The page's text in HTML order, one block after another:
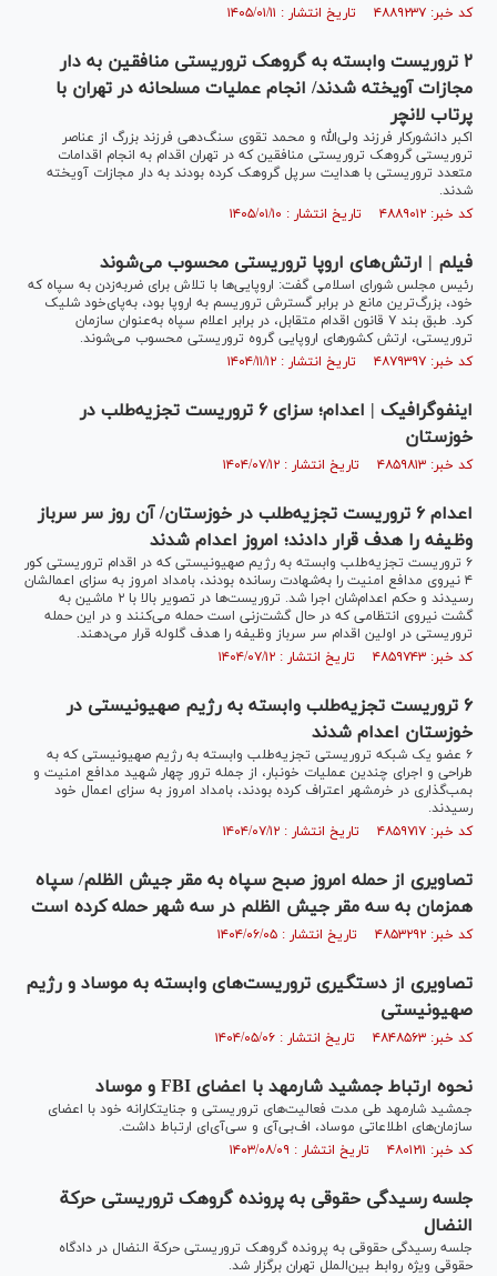
کد خبر: ۴۸۸۹۲۳۷ تاریخ انتشار : ۱۴۰۵/۰۱/۱۱
۲ تروریست وابسته به گروهک تروریستی منافقین به دار
مجازات آویخته شدند/ انجام عملیات مسلحانه در تهران با
پرتاب لانچر
اکبر دانشورکار فرزند ولی‌الله و محمد تقوی سنگ‌دهی فرزند بزرگ از عناصر
تروریستی گروهک تروریستی منافقین که در تهران اقدام به انجام اقدامات
متعدد تروریستی با هدایت سرپل گروهک کرده بودند به دار مجازات آویخته
شدند.
کد خبر: ۴۸۸۹۰۱۲ تاریخ انتشار : ۱۴۰۵/۰۱/۱۰
فیلم | ارتش‌های اروپا تروریستی محسوب می‌شوند
رئیس مجلس شورای اسلامی گفت: اروپایی‌ها با تلاش برای ضربه‌زدن به سپاه که
خود، بزرگ‌ترین مانع در برابر گسترش تروریسم به اروپا بود، به‌پای‌خود شلیک
کرد. طبق بند ۷ قانون اقدام متقابل، در برابر اعلام سپاه به‌عنوان سازمان
تروریستی، ارتش کشورهای اروپایی گروه تروریستی محسوب می‌شوند.
کد خبر: ۴۸۷۹۳۹۷ تاریخ انتشار : ۱۴۰۴/۱۱/۱۲
اینفوگرافیک | اعدام؛ سزای ۶ تروریست تجزیه‌طلب در
خوزستان
کد خبر: ۴۸۵۹۸۱۳ تاریخ انتشار : ۱۴۰۴/۰۷/۱۲
اعدام ۶ تروریست تجزیه‌طلب در خوزستان/ آن روز سر سرباز
وظیفه را هدف قرار دادند؛ امروز اعدام شدند
۶ تروریست تجزیه‌طلب وابسته به رژیم صهیونیستی که در اقدام تروریستی کور
۴ نیروی مدافع امنیت را به‌شهادت رسانده بودند، بامداد امروز به سزای اعمالشان
رسیدند و حکم اعدام‌شان اجرا شد. تروریست‌ها در تصویر بالا با ۲ ماشین به
گشت نیروی انتظامی که در حال گشت‌زنی است حمله می‌کنند و در این حمله
تروریستی در اولین اقدام سر سرباز وظیفه را هدف گلوله قرار می‌دهند.
کد خبر: ۴۸۵۹۷۴۳ تاریخ انتشار : ۱۴۰۴/۰۷/۱۲
۶ تروریست تجزیه‌طلب وابسته به رژیم صهیونیستی در
خوزستان اعدام شدند
۶ عضو یک شبکه تروریستی تجزیه‌طلب وابسته به رژیم صهیونیستی که به
طراحی و اجرای چندین عملیات خونبار، از جمله ترور چهار شهید مدافع امنیت و
بمب‌گذاری در خرمشهر اعتراف کرده بودند، بامداد امروز به سزای اعمال خود
رسیدند.
کد خبر: ۴۸۵۹۷۱۷ تاریخ انتشار : ۱۴۰۴/۰۷/۱۲
تصاویری از حمله امروز صبح سپاه به مقر جیش الظلم/ سپاه
همزمان به سه مقر جیش الظلم در سه شهر حمله کرده است
کد خبر: ۴۸۵۳۲۹۲ تاریخ انتشار : ۱۴۰۴/۰۶/۰۵
تصاویری از دستگیری تروریست‌های وابسته به موساد و رژیم
صهیونیستی
کد خبر: ۴۸۴۸۵۶۳ تاریخ انتشار : ۱۴۰۴/۰۵/۰۶
نحوه ارتباط جمشید شارمهد با اعضای FBI و موساد
جمشید شارمهد طی مدت فعالیت‌های تروریستی و جنایتکارانه خود با اعضای
سازمان‌های اطلاعاتی موساد، اف‌بی‌آی و سی‌آی‌ای ارتباط داشت.
کد خبر: ۴۸۰۱۲۱۱ تاریخ انتشار : ۱۴۰۳/۰۸/۰۹
جلسه رسیدگی حقوقی به پرونده گروهک تروریستی حرکة
النضال
جلسه رسیدگی حقوقی به پرونده گروهک تروریستی حرکة النضال در دادگاه
حقوقی ویژه روابط بین‌الملل تهران برگزار شد.